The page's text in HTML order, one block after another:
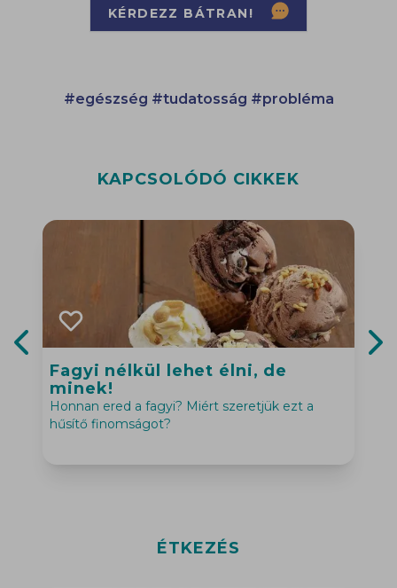
KÉRDEZZ BÁTRAN!
#egészség #tudatosság #probléma
KAPCSOLÓDÓ CIKKEK
Fagyi nélkül lehet élni, de
minek!
Honnan ered a fagyi? Miért szeretjük ezt a
hűsítő finomságot?
Previous slide
ÉTKEZÉS